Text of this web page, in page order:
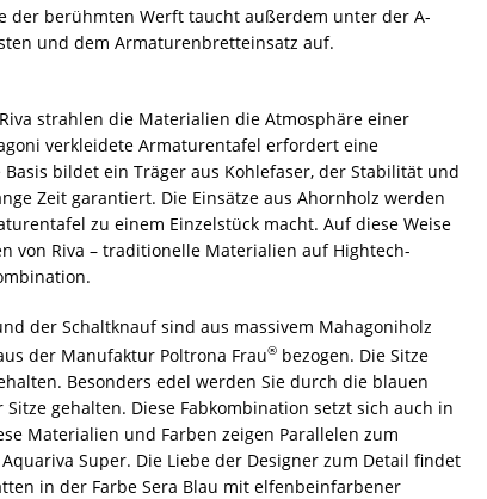
der berühmten Werft taucht außerdem unter der A-
und dem Armaturenbretteinsatz auf.
strahlen die Materialien die Atmosphäre einer
verkleidete Armaturentafel erfordert eine
bildet ein Träger aus Kohlefaser, der Stabilität und
Zeit garantiert. Die Einsätze aus Ahornholz werden
zu einem Einzelstück macht. Auf diese Weise
von Riva – traditionelle Materialien auf Hightech-
der Schaltknauf sind aus massivem Mahagoniholz
der Manufaktur Poltrona Frau® bezogen. Die Sitze
Besonders edel werden Sie durch die blauen
gehalten. Diese Fabkombination setzt sich auch in
Materialien und Farben zeigen Parallelen zum
Super. Die Liebe der Designer zum Detail findet
in der Farbe Sera Blau mit elfenbeinfarbener